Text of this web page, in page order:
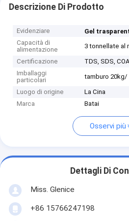
Descrizione Di Prodotto
Evidenziare Gel
Capacità di
alimentazione
3 tonnellate al
Certificazione
TDS, SDS,
Imballaggi
particolari
tamburo 20kg/
Luogo di origine
La Cina
Marca
Batai
Osservi più
Dettagli Di
Miss. Glenice
+86 15766247198